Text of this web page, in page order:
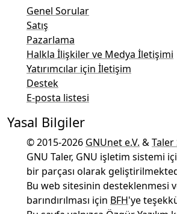
Genel Sorular
Satış
Pazarlama
Halkla İlişkiler ve Medya İletişimi
Yatırımcılar için İletişim
Destek
E-posta listesi
Yasal Bilgiler
© 2015-2026 GNUnet e.V. &Taler
GNU Taler, GNU işletim sistemi
bir parçası olarak
Bu web sitesinin desteklenmesi
barındırılması için BFH'ye